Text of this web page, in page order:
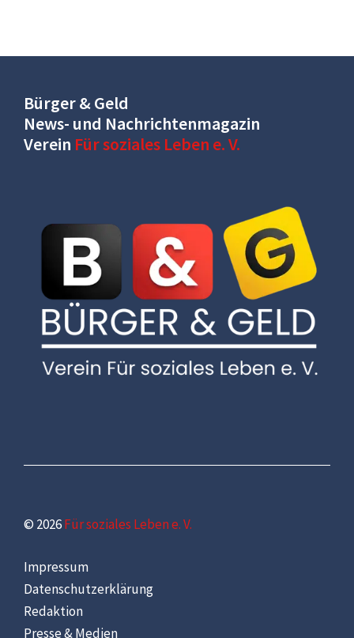
Bürger & Geld
News- und Nachrichtenmagazin
Verein Für soziales Leben e. V.
© 2026Für soziales Leben e. V.
Impressum
Datenschutzerklärung
Redaktion
Presse & Medien